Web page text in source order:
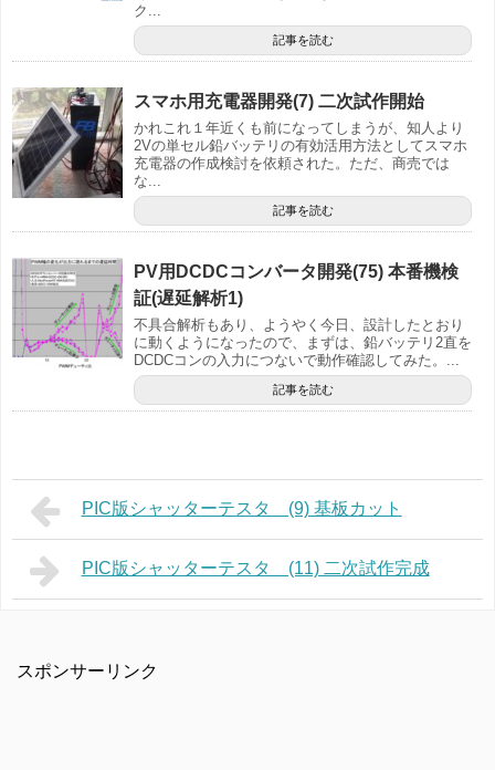
ク...
記事を読む
スマホ用充電器開発(7) 二次試作開始
かれこれ１年近くも前になってしまうが、知人より
2Vの単セル鉛バッテリの有効活用方法としてスマホ
充電器の作成検討を依頼された。ただ、商売では
な...
記事を読む
PV用DCDCコンバータ開発(75) 本番機検
証(遅延解析1)
不具合解析もあり、ようやく今日、設計したとおり
に動くようになったので、まずは、鉛バッテリ2直を
DCDCコンの入力につないで動作確認してみた。...
記事を読む
PIC版シャッターテスタ (9) 基板カット
PIC版シャッターテスタ (11) 二次試作完成
スポンサーリンク